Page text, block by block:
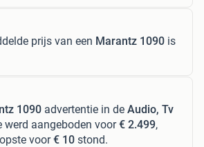
prijs van een Marantz 1090 is
1090 advertentie in de Audio, Tv
werd aangeboden voor€ 2.499,
voor€ 10 stond.